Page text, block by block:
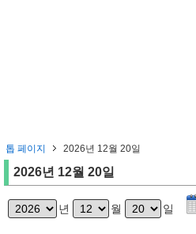
톱 페이지 2026년 12월 20일
2026년 12월 20일
년 월 일